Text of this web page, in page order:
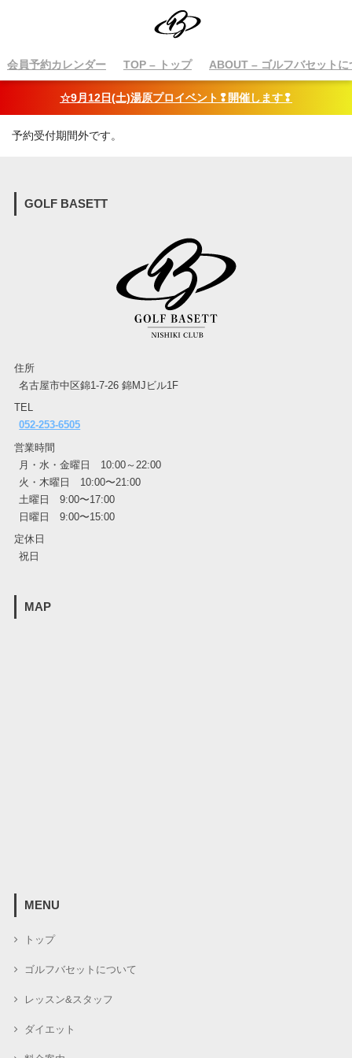
会員予約カレンダー TOP – トップ ABOUT – ゴルフバセットに
☆9月12日(土)湯原プロイベント❢開催します❢
予約受付期間外です。
GOLF BASETT
住所
名古屋市中区錦1-7-26 錦MJビル1F
TEL
052-253-6505
営業時間
月・水・金曜日 10:00～22:00
火・木曜日 10:00〜21:00
土曜日 9:00〜17:00
日曜日 9:00〜15:00
定休日
祝日
MAP
MENU
トップ
ゴルフバセットについて
レッスン&スタッフ
ダイエット